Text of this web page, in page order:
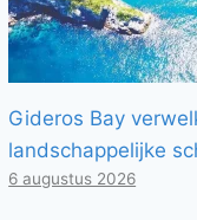
Gideros Bay
landschappelijke
6 augustus 2026